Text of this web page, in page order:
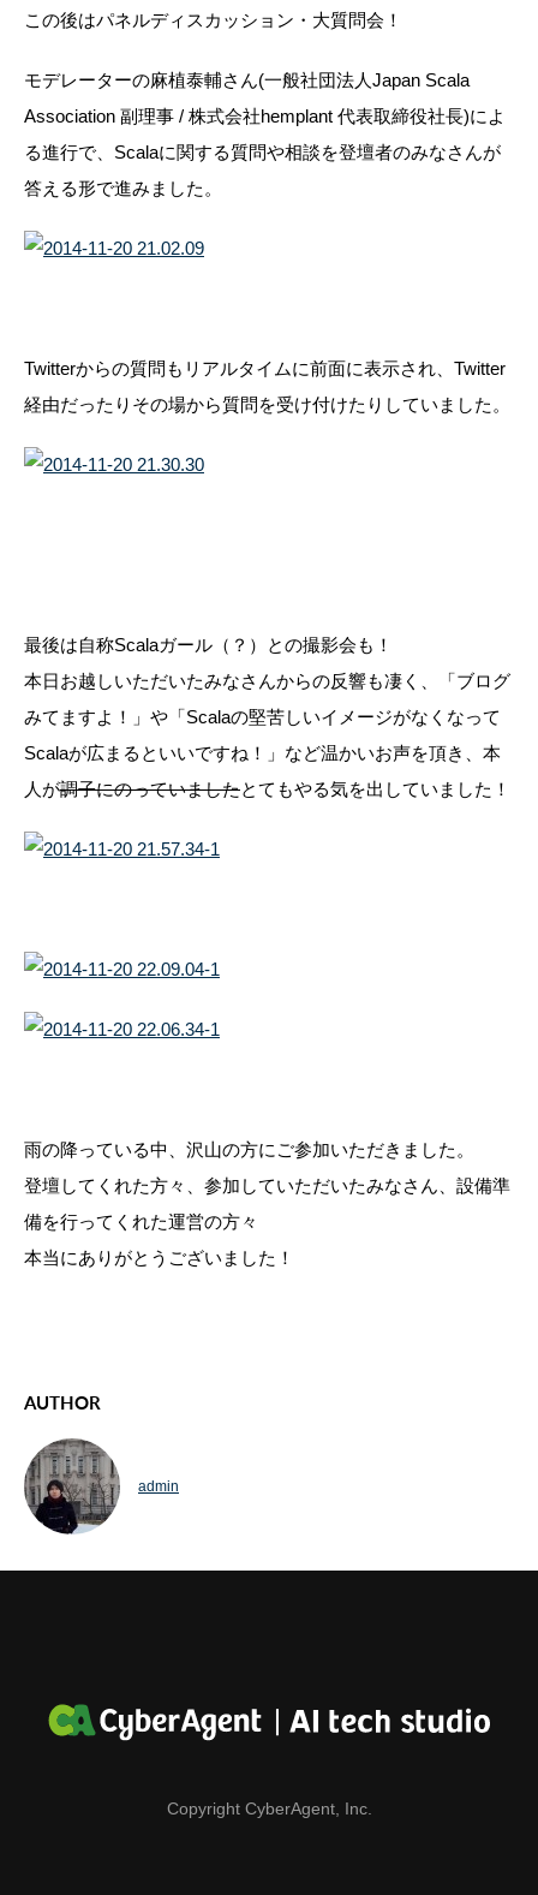
この後はパネルディスカッション・大質問会！
モデレーターの麻植泰輔さん(一般社団法人Japan Scala
Association 副理事 / 株式会社hemplant 代表取締役社長)によ
る進行で、Scalaに関する質問や相談を登壇者のみなさんが
答える形で進みました。
Twitterからの質問もリアルタイムに前面に表示され、Twitter
経由だったりその場から質問を受け付けたりしていました。
最後は自称Scalaガール（？）との撮影会も！
本日お越しいただいたみなさんからの反響も凄く、「ブログ
みてますよ！」や「Scalaの堅苦しいイメージがなくなって
Scalaが広まるといいですね！」など温かいお声を頂き、本
人が調子にのっていましたとてもやる気を出していました！
雨の降っている中、沢山の方にご参加いただきました。
登壇してくれた方々、参加していただいたみなさん、設備準
備を行ってくれた運営の方々
本当にありがとうございました！
AUTHOR
admin
Copyright CyberAgent, Inc.